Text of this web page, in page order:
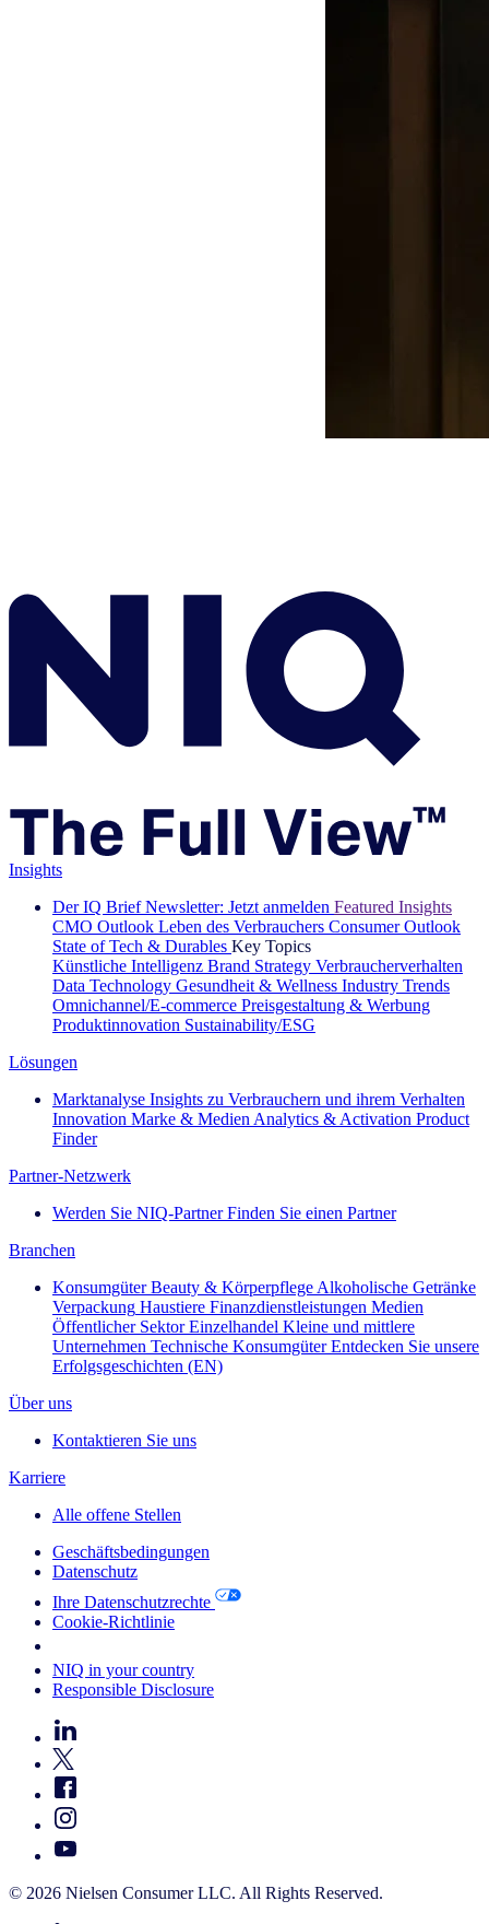
Insights
Der IQ Brief Newsletter: Jetzt anmelden Featured Insights
CMO Outlook Leben des Verbrauchers Consumer Outlook
State of Tech & Durables Key Topics
Künstliche Intelligenz Brand Strategy Verbraucherverhalten
Data Technology Gesundheit & Wellness Industry Trends
Omnichannel/E-commerce Preisgestaltung & Werbung
Produktinnovation Sustainability/ESG
Lösungen
Marktanalyse Insights zu Verbrauchern und ihrem Verhalten
Innovation Marke & Medien Analytics & Activation Product
Finder
Partner-Netzwerk
Werden Sie NIQ-Partner Finden Sie einen Partner
Branchen
Konsumgüter Beauty & Körperpflege Alkoholische Getränke
Verpackung Haustiere Finanzdienstleistungen Medien
Öffentlicher Sektor Einzelhandel Kleine und mittlere
Unternehmen Technische Konsumgüter Entdecken Sie unsere
Erfolgsgeschichten (EN)
Über uns
Kontaktieren Sie uns
Karriere
Alle offene Stellen
Geschäftsbedingungen
Datenschutz
Ihre Datenschutzrechte
Cookie-Richtlinie
NIQ in your country
Responsible Disclosure
© 2026 Nielsen Consumer LLC. All Rights Reserved.